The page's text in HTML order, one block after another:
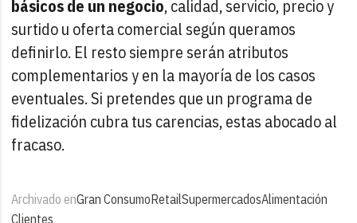
básicos de un negocio, calidad, servicio, precio y
surtido u oferta comercial según queramos
definirlo. El resto siempre serán atributos
complementarios y en la mayoría de los casos
eventuales. Si pretendes que un programa de
fidelización cubra tus carencias, estas abocado al
fracaso.
Archivado enGran ConsumoRetailSupermercadosAlimentación
Clientes